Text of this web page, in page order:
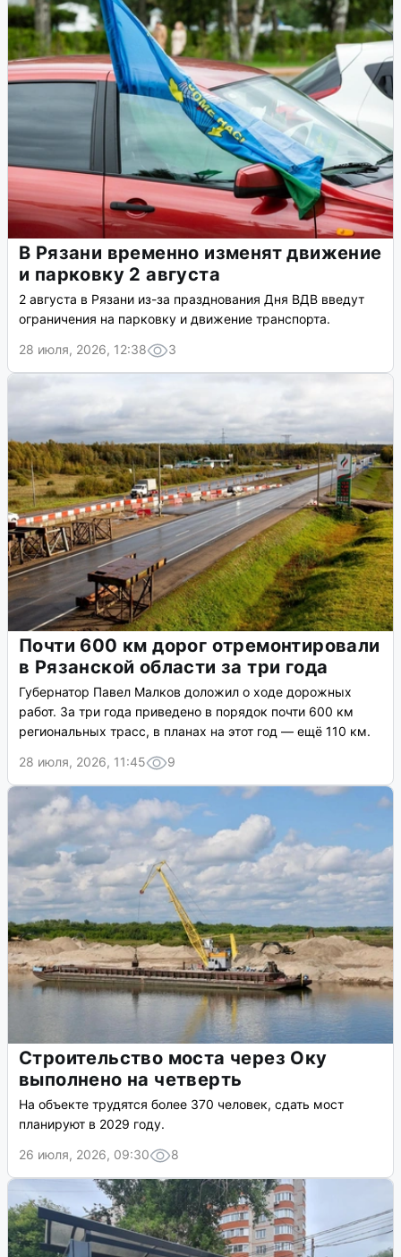
В Рязани временно изменят движение
и парковку 2 августа
2 августа в Рязани из-за празднования Дня ВДВ введут
ограничения на парковку и движение транспорта.
28 июля, 2026, 12:38
3
Почти 600 км дорог отремонтировали
в Рязанской области за три года
Губернатор Павел Малков доложил о ходе дорожных
работ. За три года приведено в порядок почти 600 км
региональных трасс, в планах на этот год — ещё 110 км.
28 июля, 2026, 11:45
9
Строительство моста через Оку
выполнено на четверть
На объекте трудятся более 370 человек, сдать мост
планируют в 2029 году.
26 июля, 2026, 09:30
8